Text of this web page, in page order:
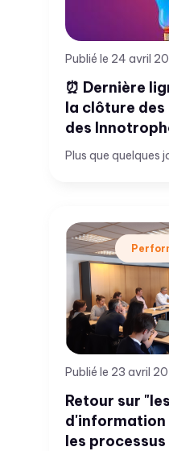
Publié le 24 avril
⏰ Dernière
la clôture
des
Plus que quelques
Publié le 23 avril
Retour sur
les